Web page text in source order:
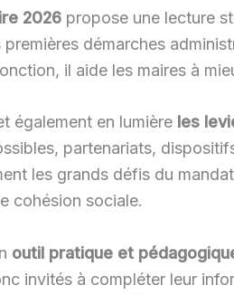
2026 propose une lecture
démarches
il aide les maires à
également en lumière les
partenariats,
les grands défis du
cohésion sociale.
outil pratique et
invités à compléter leur